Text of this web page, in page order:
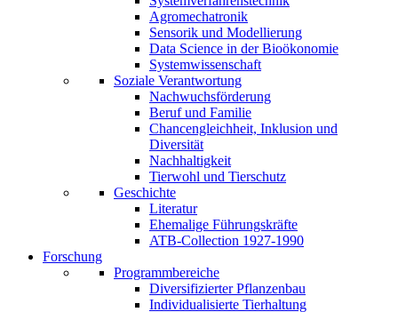
Agromechatronik
Sensorik und Modellierung
Data Science in der Bioökonomie
Systemwissenschaft
Soziale Verantwortung
Nachwuchsförderung
Beruf und Familie
Chancengleichheit, Inklusion und
Diversität
Nachhaltigkeit
Tierwohl und Tierschutz
Geschichte
Literatur
Ehemalige Führungskräfte
ATB-Collection 1927-1990
Forschung
Programmbereiche
Diversifizierter Pflanzenbau
Individualisierte Tierhaltung